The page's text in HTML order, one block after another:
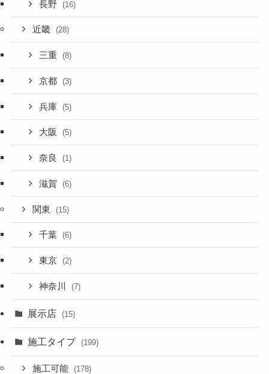
長野 (16)
近畿 (28)
三重 (8)
京都 (3)
兵庫 (5)
大阪 (5)
奈良 (1)
滋賀 (6)
関東 (15)
千葉 (6)
東京 (2)
神奈川 (7)
展示店 (15)
施工タイプ (199)
施工可能 (178)